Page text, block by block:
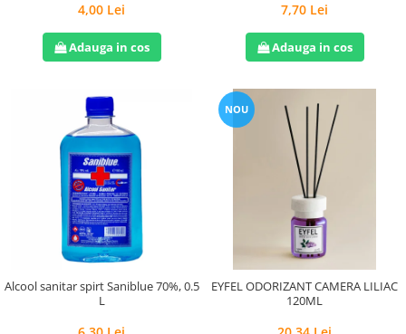
4,00 Lei
Adauga in cos
7,70 Lei
Adauga in cos
Alcool sanitar spirt Saniblue 70%, 0.5
L
NOU
EYFEL ODORIZANT CAMERA LILIAC
120ML